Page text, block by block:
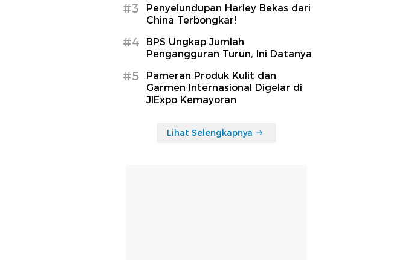
#3
Penyelundupan Harley Bekas dari
China Terbongkar!
#4
BPS Ungkap Jumlah
Pengangguran Turun, Ini Datanya
#5
Pameran Produk Kulit dan
Garmen Internasional Digelar di
JIExpo Kemayoran
Lihat Selengkapnya